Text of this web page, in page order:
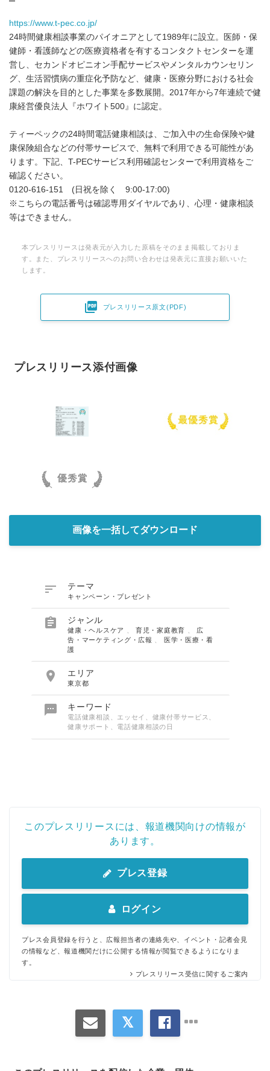
https://www.t-pec.co.jp/
24時間健康相談事業のパイオニアとして1989年に設立。医師・保
健師・看護師などの医療資格者を有するコンタクトセンターを運
営し、セカンドオピニオン手配サービスやメンタルカウンセリン
グ、生活習慣病の重症化予防など、健康・医療分野における社会
課題の解決を目的とした事業を多数展開。2017年から7年連続で健
康経営優良法人『ホワイト500』に認定。
ティーペックの24時間電話健康相談は、ご加入中の生命保険や健
康保険組合などの付帯サービスで、無料で利用できる可能性があ
ります。下記、T-PECサービス利用確認センターで利用資格をご
確認ください。
0120-616-151 (日祝を除く 9:00-17:00)
※こちらの電話番号は確認専用ダイヤルであり、心理・健康相談
等はできません。
本プレスリリースは発表元が入力した原稿をそのまま掲載しておりま
す。また、プレスリリースへのお問い合わせは発表元に直接お願いいた
します。
 プレスリリース原文(PDF)
プレスリリース添付画像
画像を一括してダウンロード
 テーマ
キャンペーン・プレゼント
 ジャンル
健康・ヘルスケア 、育児・家庭教育
広
告・マーケティング・広報
医学・医療・看
護
 エリア
東京都
 キーワード
電話健康相談、エッセイ、健康付帯サービス、
健康サポート、電話健康相談の日
このプレスリリースには、報道機関向けの情報が
あります。
プレス登録
ログイン
プレス会員登録を行うと、広報担当者の連絡先や、イベント・記者会見
の情報など、報道機関だけに公開する情報が閲覧できるようになりま
す。
プレスリリース受信に関するご案内